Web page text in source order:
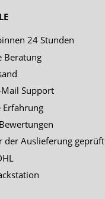
24 Stunden
Beratung
Support
Erfahrung
der Auslieferung geprüft